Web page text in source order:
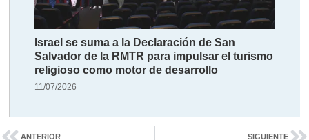
Israel se suma a la Declaración de San
Salvador de la RMTR para impulsar el turismo
religioso como motor de desarrollo
11/07/2026
ANTERIOR SIGUIENTE